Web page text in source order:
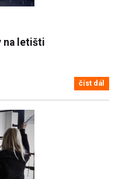
na letišti
číst dál